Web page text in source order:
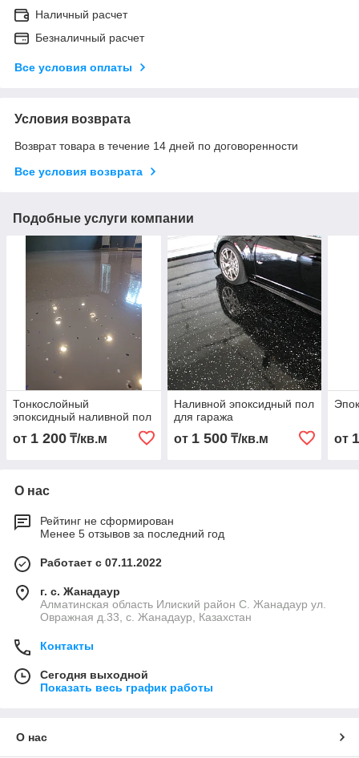
Наличный расчет
Безналичный расчет
Все условия оплаты
Условия возврата
Возврат товара в течение 14 дней по договоренности
Все условия возврата
Подобные услуги компании
Тонкослойный
эпоксидный наливной пол
от 1 200 ₸/кв.м
Наливной эпоксидный пол
для гаража
от 1 500₸/кв.м от
О нас
Рейтинг не сформирован
Менее 5 отзывов за последний год
Работает с 07.11.2022
г. с. Жанадаур
Алматинская область Илиский район С. Жанадаур ул.
Овражная д.33, с. Жанадаур, Казахстан
Контакты
Сегодня выходной
Показать весь график работы
О нас